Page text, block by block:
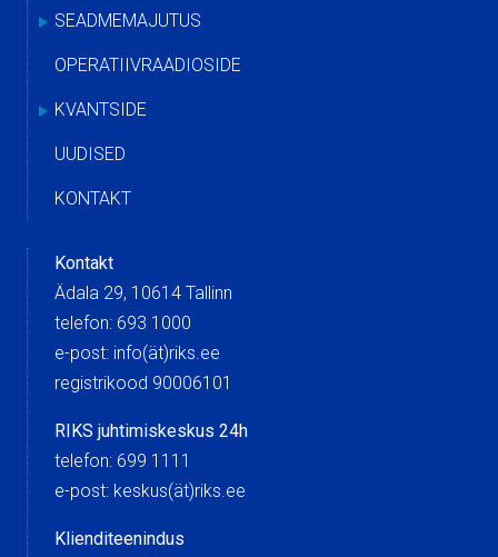
SEADMEMAJUTUS
OPERATIIVRAADIOSIDE
KVANTSIDE
UUDISED
KONTAKT
Kontakt
Ädala 29, 10614 Tallinn
telefon: 693 1000
e-post: info(ät)riks.ee
registrikood 90006101
RIKS juhtimiskeskus 24h
telefon: 699 1111
e-post: keskus(ät)riks.ee
Klienditeenindus